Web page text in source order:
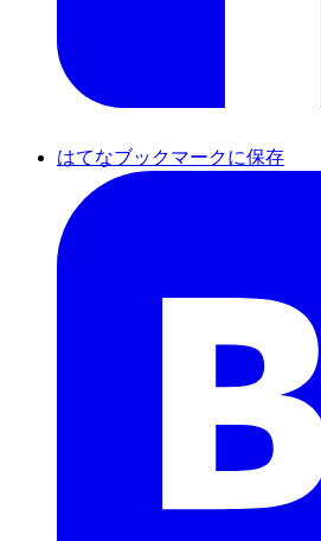
はてなブックマークに保存